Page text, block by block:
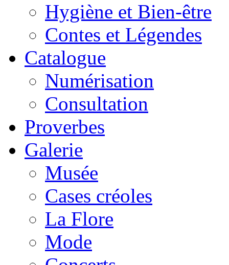
Hygiène et Bien-être
Contes et Légendes
Catalogue
Numérisation
Consultation
Proverbes
Galerie
Musée
Cases créoles
La Flore
Mode